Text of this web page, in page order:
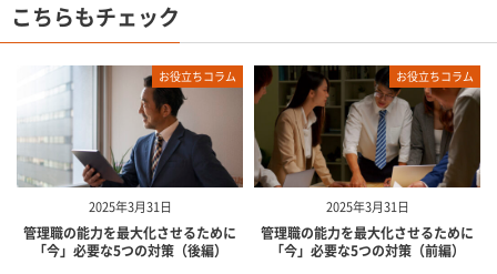
こちらもチェック
2025年3月31日
お役立ちコラム
管理職の能力を最大化させるために
「今」必要な5つの対策（後編）
2025年3月31日
お役立ちコラム
管理職の能力を最大化させるために
「今」必要な5つの対策（前編）